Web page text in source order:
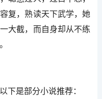
复，熟读天下武学，她
大截，而自身却从不练
下是部分小说推荐：